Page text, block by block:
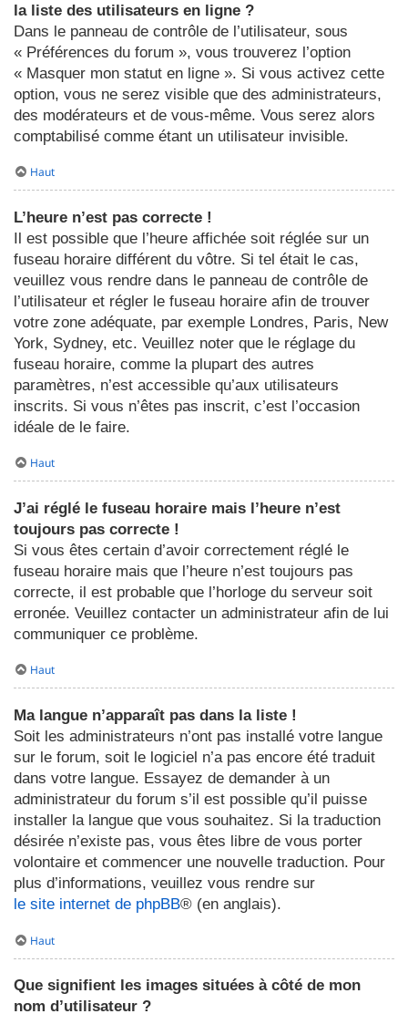
la liste des utilisateurs en ligne ?
Dans le panneau de contrôle de l’utilisateur, sous
« Préférences du forum », vous trouverez l’option
« Masquer mon statut en ligne ». Si vous activez cette
option, vous ne serez visible que des administrateurs,
des modérateurs et de vous-même. Vous serez alors
comptabilisé comme étant un utilisateur invisible.
Haut
L’heure n’est pas correcte !
Il est possible que l’heure affichée soit réglée sur un
fuseau horaire différent du vôtre. Si tel était le cas,
veuillez vous rendre dans le panneau de contrôle de
l’utilisateur et régler le fuseau horaire afin de trouver
votre zone adéquate, par exemple Londres, Paris, New
York, Sydney, etc. Veuillez noter que le réglage du
fuseau horaire, comme la plupart des autres
paramètres, n’est accessible qu’aux utilisateurs
inscrits. Si vous n’êtes pas inscrit, c’est l’occasion
idéale de le faire.
Haut
J’ai réglé le fuseau horaire mais l’heure n’est
toujours pas correcte !
Si vous êtes certain d’avoir correctement réglé le
fuseau horaire mais que l’heure n’est toujours pas
correcte, il est probable que l’horloge du serveur soit
erronée. Veuillez contacter un administrateur afin de lui
communiquer ce problème.
Haut
Ma langue n’apparaît pas dans la liste !
Soit les administrateurs n’ont pas installé votre langue
sur le forum, soit le logiciel n’a pas encore été traduit
dans votre langue. Essayez de demander à un
administrateur du forum s’il est possible qu’il puisse
installer la langue que vous souhaitez. Si la traduction
désirée n’existe pas, vous êtes libre de vous porter
volontaire et commencer une nouvelle traduction. Pour
plus d’informations, veuillez vous rendre sur
le site internet de phpBB® (en anglais).
Haut
Que signifient les images situées à côté de mon
nom d’utilisateur ?